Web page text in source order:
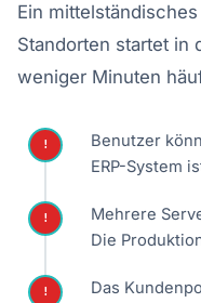
Ein
Standorten startet in
weniger Minuten
!
Benutzer
ERP-System
!
Mehrere
Die
!
Das